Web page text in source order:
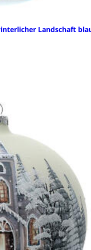
Landschaft